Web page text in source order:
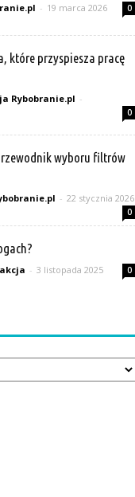
- 19 marca 2026 0
które przyspiesza pracę
Rybobranie.pl -
0
wyboru filtrów
- 22 stycznia 2026
0
- 3 listopada 2025 0